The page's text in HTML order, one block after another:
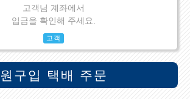
고객님 계좌에서
입금을 확인해 주세요.
고객
원구입 택배 주문